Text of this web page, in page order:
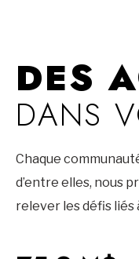
DES
DANS
Chaque
d’entre elles, nous
relever les défis liés